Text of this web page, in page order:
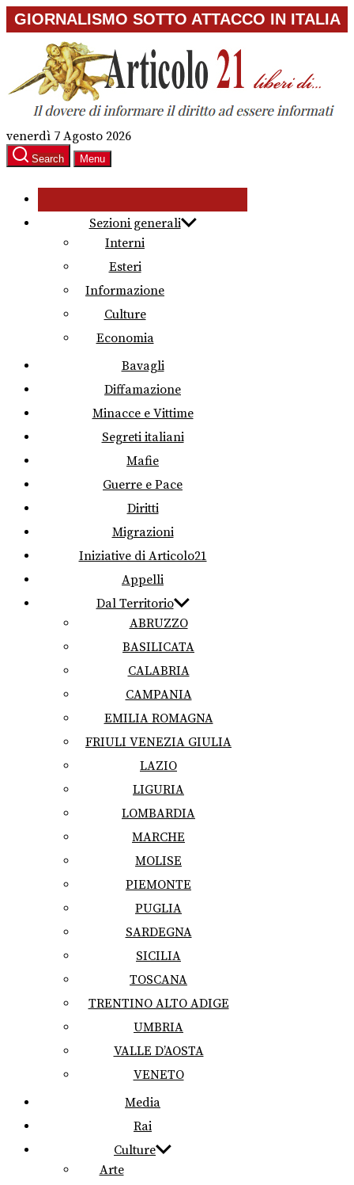
Skip
to
content
GIORNALISMO SOTTO ATTACCO IN ITALIA
venerdì 7 Agosto 2026
Search Menu
Sezioni generali
Interni
Esteri
Informazione
Culture
Economia
Bavagli
Diffamazione
Minacce e Vittime
Segreti italiani
Mafie
Guerre e Pace
Diritti
Migrazioni
Iniziative di Articolo21
Appelli
Dal Territorio
ABRUZZO
BASILICATA
CALABRIA
CAMPANIA
EMILIA ROMAGNA
FRIULI VENEZIA GIULIA
LAZIO
LIGURIA
LOMBARDIA
MARCHE
MOLISE
PIEMONTE
PUGLIA
SARDEGNA
SICILIA
TOSCANA
TRENTINO ALTO ADIGE
UMBRIA
VALLE D’AOSTA
VENETO
Media
Rai
Culture
Arte